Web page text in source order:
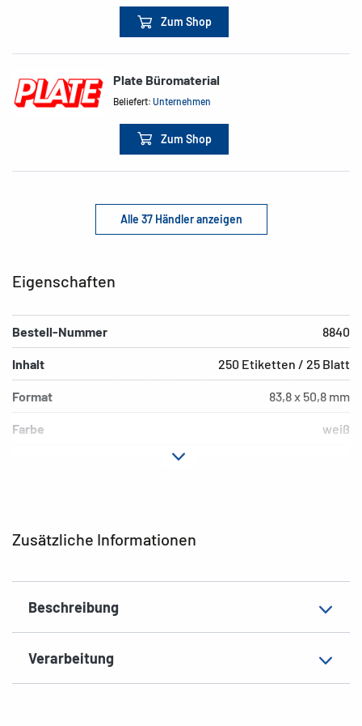
Zum Shop
Plate Büromaterial
Beliefert:Unternehmen
Zum Shop
Alle 37 Händler anzeigen
Zusätzliche Informationen
Beschreibung
Verarbeitung
Eigenschaften
Bestell-Nummer 8840
Inhalt 250 Etiketten / 25 Blatt
Format 83,8 x 50,8 mm
Farbe weiß